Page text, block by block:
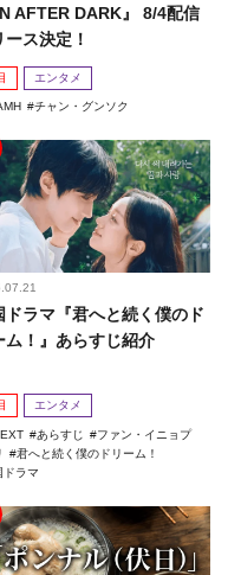
AFTER DARK』 8/4配信
ース決定！
エンタメ
チャン・グンソク
ドラマ『君へと続く僕のド
ム！』あらすじ紹介
エンタメ
あらすじ
ファン・イニョプ
君へと続く僕のドリーム！
ドラマ